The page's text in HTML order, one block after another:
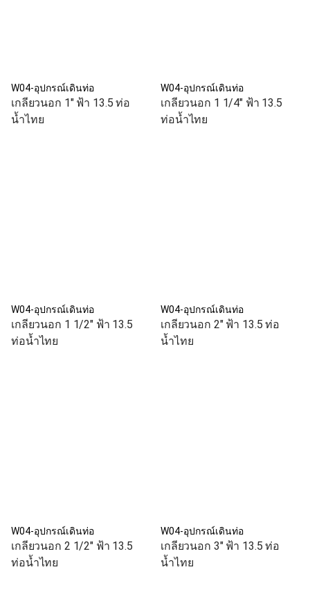
W04-อุปกรณ์เดินท่อ
เกลียวนอก 1" ฟ้า 13.5 ท่อ
น้ำไทย
W04-อุปกรณ์เดินท่อ
เกลียวนอก 1 1/4" ฟ้า 13.5
ท่อน้ำไทย
W04-อุปกรณ์เดินท่อ
เกลียวนอก 1 1/2" ฟ้า 13.5
ท่อน้ำไทย
W04-อุปกรณ์เดินท่อ
เกลียวนอก 2" ฟ้า 13.5 ท่อ
น้ำไทย
W04-อุปกรณ์เดินท่อ
เกลียวนอก 2 1/2" ฟ้า 13.5
ท่อน้ำไทย
W04-อุปกรณ์เดินท่อ
เกลียวนอก 3" ฟ้า 13.5 ท่อ
น้ำไทย